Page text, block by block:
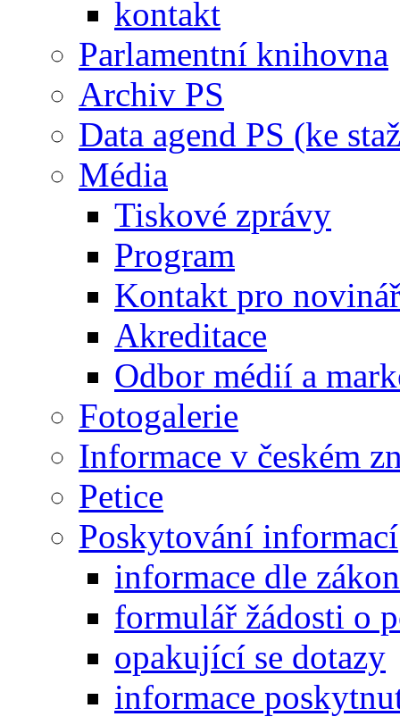
kontakt
Parlamentní knihovna
Archiv PS
Data agend PS (ke
Média
Tiskové zprávy
Program
Kontakt pro
Akreditace
Odbor médií a
Fotogalerie
Informace v českém
Petice
Poskytování informací
informace dle
formulář žádosti o
opakující se dotazy
informace